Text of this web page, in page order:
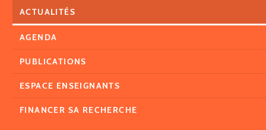
ACTUALITÉS
AGENDA
PUBLICATIONS
ESPACE ENSEIGNANTS
FINANCER SA RECHERCHE